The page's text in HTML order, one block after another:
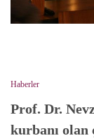
Haberler
Prof. Dr.
kurbanı olan